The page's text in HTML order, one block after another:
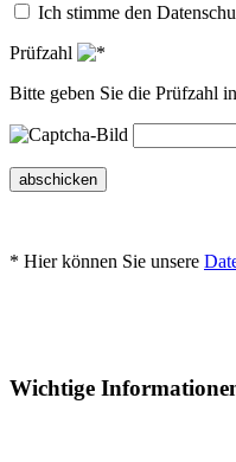
Ich stimme den
Prüfzahl
Bitte geben Sie die Prüfzahl
abschicken
* Hier können Sie unsere
Wichtige